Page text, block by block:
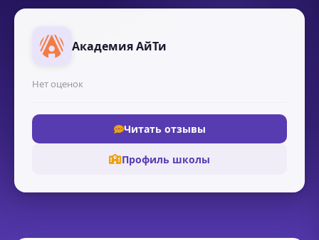
Академия АйТи
Нет оценок
Читать отзывы
Профиль школы